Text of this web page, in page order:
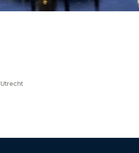
Utrecht